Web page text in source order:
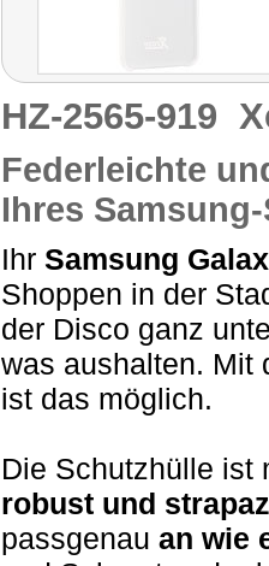
HZ-2565-919
Federleichte
Ihres
Ihr Samsung
Shoppen in der
der Disco ganz
was aushalten. Mit
ist das möglich.
Die Schutzhülle ist
robust und
passgenau an wie